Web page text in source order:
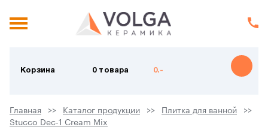
Корзина 0 товара 0.-
Главная Каталог продукции
Плитка для ванной
Stucco Dec-1 Cream Mix